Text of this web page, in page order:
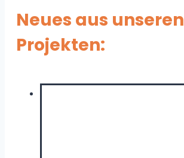
Neues aus unseren
Projekten: